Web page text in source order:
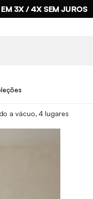
EM 3X / 4X SEM JUROS
a vácuo, 4 lugares